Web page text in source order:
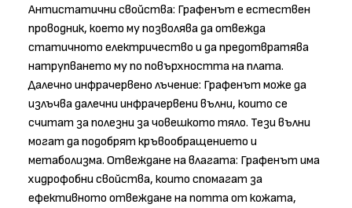
Антистатични свойства: Графенът е естествен
проводник, което му позволява да отвежда
статичното електричество и да предотвратява
натрупването му по повърхността на плата.
Далечно инфрачервено лъчение: Графенът може да
излъчва далечни инфрачервени вълни, които се
считат за полезни за човешкото тяло. Тези вълни
могат да подобрят кръвообращението и
метаболизма. Отвеждане на влагата: Графенът има
хидрофобни свойства, които спомагат за
ефективното отвеждане на потта от кожата,